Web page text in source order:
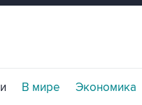
В мире Экономика